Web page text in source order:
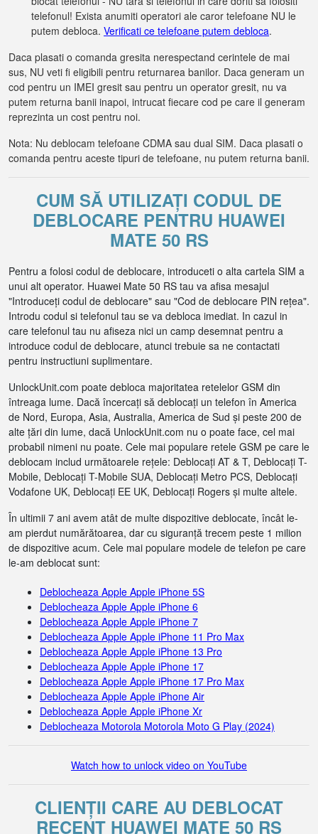
telefonul! Exista anumiti operatori ale caror telefoane NU le
putem debloca. Verificati ce telefoane putem debloca.
Daca plasati o comanda gresita nerespectand cerintele de mai
sus, NU veti fi eligibili pentru returnarea banilor. Daca generam un
cod pentru un IMEI gresit sau pentru un operator gresit, nu va
putem returna banii inapoi, intrucat fiecare cod pe care il generam
reprezinta un cost pentru noi.
Nota: Nu deblocam telefoane CDMA sau dual SIM. Daca plasati o
comanda pentru aceste tipuri de telefoane, nu putem returna banii.
CUM SĂ UTILIZAȚI CODUL DE
DEBLOCARE PENTRU HUAWEI
MATE 50 RS
Pentru a folosi codul de deblocare, introduceti o alta cartela SIM a
unui alt operator. Huawei Mate 50 RS tau va afisa mesajul
"Introduceți codul de deblocare" sau "Cod de deblocare PIN rețea".
Introdu codul si telefonul tau se va debloca imediat. In cazul in
care telefonul tau nu afiseza nici un camp desemnat pentru a
introduce codul de deblocare, atunci trebuie sa ne contactati
pentru instructiuni suplimentare.
UnlockUnit.com poate debloca majoritatea retelelor GSM din
întreaga lume. Dacă încercați să deblocați un telefon în America
de Nord, Europa, Asia, Australia, America de Sud și peste 200 de
alte țări din lume, dacă UnlockUnit.com nu o poate face, cel mai
probabil nimeni nu poate. Cele mai populare retele GSM pe care le
deblocam includ următoarele rețele: Deblocați AT & T, Deblocați T-
Mobile, Deblocați T-Mobile SUA, Deblocați Metro PCS, Deblocați
Vodafone UK, Deblocați EE UK, Deblocați Rogers și multe altele.
În ultimii 7 ani avem atât de multe dispozitive deblocate, încât le-
am pierdut numărătoarea, dar cu siguranță trecem peste 1 milion
de dispozitive acum. Cele mai populare modele de telefon pe care
le-am deblocat sunt:
Deblocheaza Apple Apple iPhone 5S
Deblocheaza Apple Apple iPhone 6
Deblocheaza Apple Apple iPhone 7
Deblocheaza Apple Apple iPhone 11 Pro Max
Deblocheaza Apple Apple iPhone 13 Pro
Deblocheaza Apple Apple iPhone 17
Deblocheaza Apple Apple iPhone 17 Pro Max
Deblocheaza Apple Apple iPhone Air
Deblocheaza Apple Apple iPhone Xr
Deblocheaza Motorola Motorola Moto G Play (2024)
Watch how to unlock video on YouTube
CLIENȚII CARE AU DEBLOCAT
RECENT HUAWEI MATE 50 RS